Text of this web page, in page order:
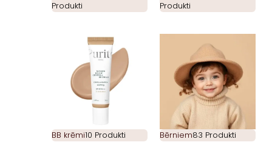
Produkti
Produkti
BB krēmi10 Produkti Bērniem83 Produkti